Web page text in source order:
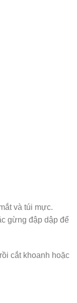
và túi mực.
gừng đập dập để
cắt khoanh hoặc